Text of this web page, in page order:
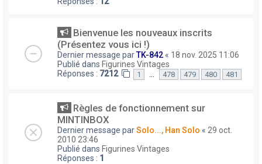
Bienvenue les nouveaux inscrits
(Présentez vous ici !)
Dernier message parTK-842 « 18 nov. 2025 11:06
Publié dans Figurines Vintages
Réponses : 7212 1 … 478 479 480 481
Règles de fonctionnement sur
MINTINBOX
Dernier message parSolo..., Han Solo « 29 oct.
2010 23:46
Publié dans Figurines Vintages
Réponses : 1